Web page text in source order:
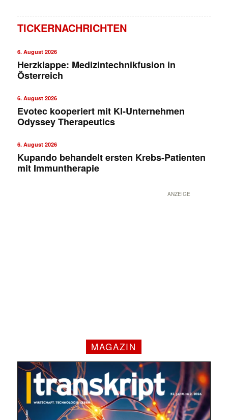
TICKERNACHRICHTEN
6. August 2026
Herzklappe: Medizintechnikfusion in
Österreich
6. August 2026
Evotec kooperiert mit KI-Unternehmen
Odyssey Therapeutics
6. August 2026
Kupando behandelt ersten Krebs-Patienten
mit Immuntherapie
ANZEIGE
MAGAZIN